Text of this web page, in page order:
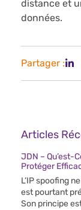
distance et
données.
Partager :
Articles
JDN – Qu’est-
Protéger
L’IP spoofing
est pourtant
Son principe